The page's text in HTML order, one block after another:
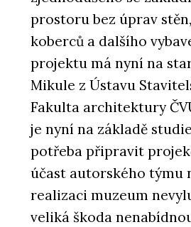
prostoru bez úprav
koberců a dalšího
projektu má nyní na
Mikule z Ústavu
Fakulta architektury
je nyní na základě
potřeba připravit
účast autorského týmu
realizaci muzeum
veliká škoda